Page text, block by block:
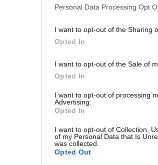
Personal Data Processing Opt
I want to opt-out of the Sharing
Opted In
I want to opt-out of the Sale of
Opted In
I want to opt-out of processing
Advertising.
Opted In
I want to opt-out of Collection,
of my Personal Data that Is
was collected.
Opted Out
Forum διοργανώνεται υπό την
Νησιωτικής Πολιτικής, και
την Ένωση Μεσογειακών Λιμένων
την Ένωση Πλοιοκτητών
Σύνδεσμο Επιχειρήσεων Επιβατηγού